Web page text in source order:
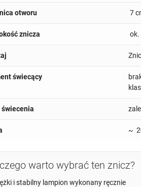
otworu 7
znicza ok.
świecący
świecenia
~
warto wybrać ten znicz?
i stabilny lampion wykonany ręcznie